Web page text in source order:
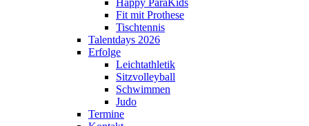
Fit mit Prothese
Tischtennis
Talentdays 2026
Erfolge
Leichtathletik
Sitzvolleyball
Schwimmen
Judo
Termine